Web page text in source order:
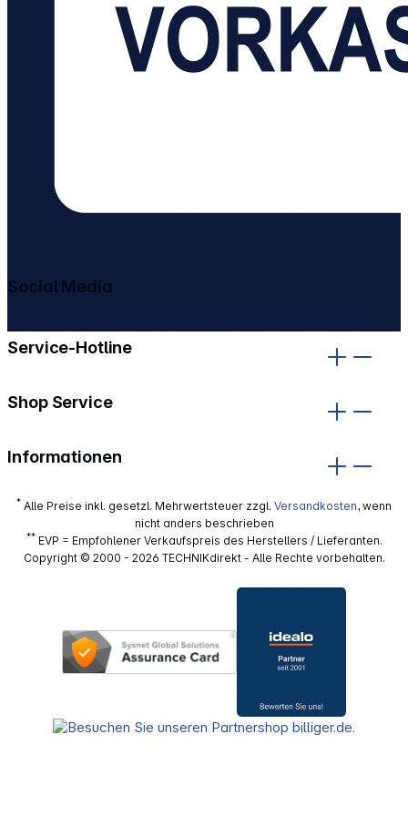
Service-Hotline
Shop Service
Informationen
Social Media
* Alle Preise inkl. gesetzl. Mehrwertsteuer zzgl. Versandkosten, wenn
nicht anders beschrieben
**EVP = Empfohlener Verkaufspreis des Herstellers / Lieferanten.
Copyright © 2000 - 2026 TECHNIKdirekt - Alle Rechte vorbehalten.